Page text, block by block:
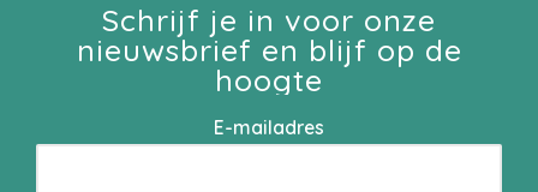
Schrijf je in voor onze
nieuwsbrief en blijf op de
hoogte
E-mailadres